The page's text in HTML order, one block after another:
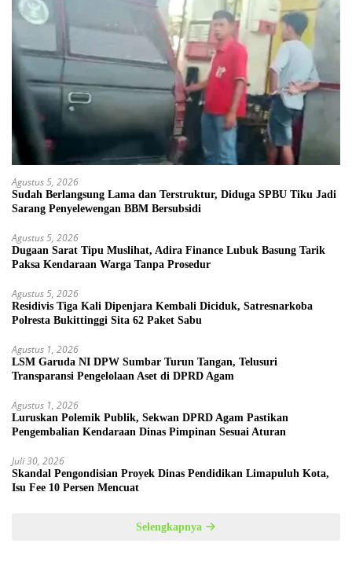
Agustus 5, 2026
Sudah Berlangsung Lama dan Terstruktur, Diduga SPBU Tiku Jadi
Sarang Penyelewengan BBM Bersubsidi
Agustus 5, 2026
Dugaan Sarat Tipu Muslihat, Adira Finance Lubuk Basung Tarik
Paksa Kendaraan Warga Tanpa Prosedur
Agustus 5, 2026
Residivis Tiga Kali Dipenjara Kembali Diciduk, Satresnarkoba
Polresta Bukittinggi Sita 62 Paket Sabu
Agustus 1, 2026
LSM Garuda NI DPW Sumbar Turun Tangan, Telusuri
Transparansi Pengelolaan Aset di DPRD Agam
Agustus 1, 2026
Luruskan Polemik Publik, Sekwan DPRD Agam Pastikan
Pengembalian Kendaraan Dinas Pimpinan Sesuai Aturan
Juli 30, 2026
Skandal Pengondisian Proyek Dinas Pendidikan Limapuluh Kota,
Isu Fee 10 Persen Mencuat
Selengkapnya